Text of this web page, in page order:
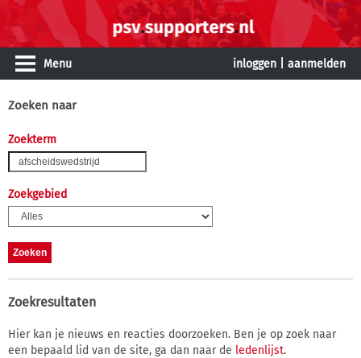
Menu inloggen aanmelden
Zoeken naar
Zoekterm
Zoekgebied
Zoekresultaten
Hier kan je nieuws en reacties doorzoeken. Ben je op zoek naar
een bepaald lid van de site, ga dan naar de ledenlijst.